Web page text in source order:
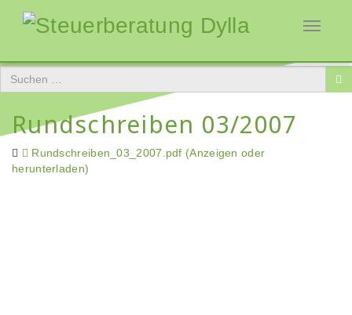
Toggle
Rundschreiben 03/2007
Rundschreiben_03_2007.pdf (Anzeigen oder
herunterladen)